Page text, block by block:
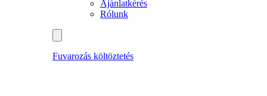
Ajánlatkérés
Rólunk
Fuvarozás költöztetés